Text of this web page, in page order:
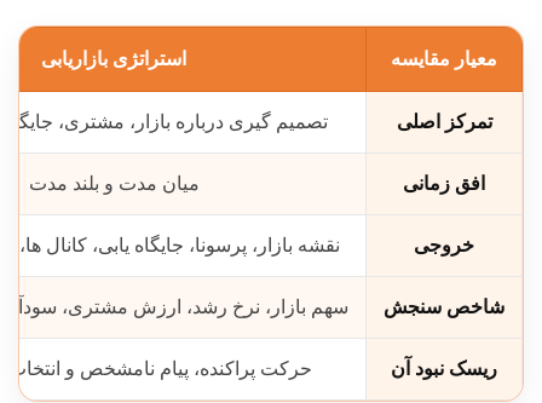
معیار مقایسه استراتژی بازاریابی
تمرکز اصلی تصمیم گیری درباره بازار، مشتری،
افق زمانی میان مدت و بلند مدت
خروجی نقشه بازار، پرسونا، جایگاه یابی، کانال
شاخص سنجش سهم بازار، نرخ رشد، ارزش مشتری،
ریسک نبود آن حرکت پراکنده، پیام نامشخص و انتخاب